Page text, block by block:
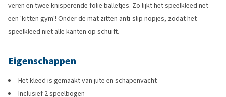
veren en twee knisperende folie balletjes. Zo lijkt het speelkleed net
een 'kitten gym'! Onder de mat zitten anti-slip nopjes, zodat het
speelkleed niet alle kanten op schuift.
Eigenschappen
Het kleed is gemaakt van jute en schapenvacht
Inclusief 2 speelbogen